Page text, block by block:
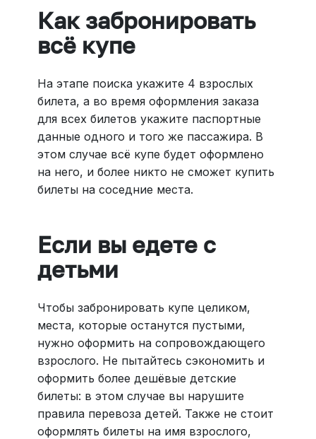
Как забронировать
всё купе
На этапе поиска укажите 4 взрослых
билета, а во время оформления заказа
для всех билетов укажите паспортные
данные одного и того же пассажира. В
этом случае всё купе будет оформлено
на него, и более никто не сможет купить
билеты на соседние места.
Если вы едете с
детьми
Чтобы забронировать купе целиком,
места, которые останутся пустыми,
нужно оформить на сопровождающего
взрослого. Не пытайтесь сэкономить и
оформить более дешёвые детские
билеты: в этом случае вы нарушите
правила перевоза детей. Также не стоит
оформлять билеты на имя взрослого,